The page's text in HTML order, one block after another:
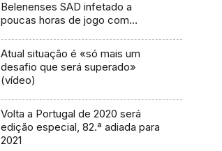
Belenenses SAD infetado a
poucas horas de jogo com
Atual situação é «só mais um
desafio que será superado»
(vídeo)
Volta a Portugal de 2020 será
edição especial, 82.ª adiada para
2021